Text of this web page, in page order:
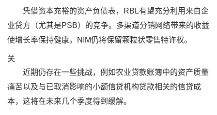
凭借资本充裕的资产负债表，RBL有望充分利用来自企
业贷方（尤其是PSB）的竞争。多渠道分销网络带来的收益
使增长率保持健康。NIM仍将保留颗粒状零售特许权。
关
近期仍存在一些挑战，例如农业贷款账簿中的资产质量
痛苦以及与已取消影响的小额信贷机构贷款相关的信贷成
本，这将在未来几个季度得到缓解。